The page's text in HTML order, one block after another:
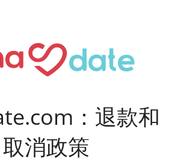
：退款和
取消政策